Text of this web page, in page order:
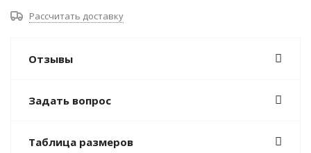
Рассчитать доставку
Отзывы
Задать вопрос
Таблица размеров